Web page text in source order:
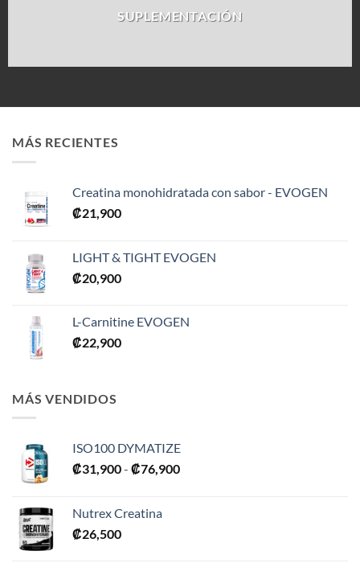
SUPLEMENTACIÓN
MÁS RECIENTES
Creatina monohidratada con sabor - EVOGEN
₡21,900
LIGHT & TIGHT EVOGEN
₡20,900
L-Carnitine EVOGEN
₡22,900
MÁS VENDIDOS
ISO100 DYMATIZE
₡31,900- ₡76,900Rango
Nutrex Creatina
₡26,500